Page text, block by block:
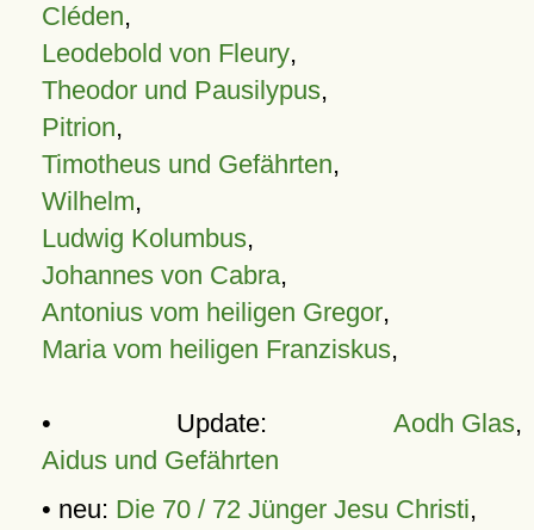
Cléden,
Leodebold von Fleury,
Theodor und Pausilypus,
Pitrion,
Timotheus und Gefährten,
Wilhelm,
Ludwig Kolumbus,
Johannes von Cabra,
Antonius vom heiligen Gregor,
Maria vom heiligen Franziskus,
• Update: Aodh Glas,
Aidus und Gefährten
• neu: Die 70 / 72 Jünger Jesu Christi,